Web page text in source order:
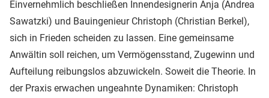
Einvernehmlich beschließen Innendesignerin Anja (Andrea
Sawatzki) und Bauingenieur Christoph (Christian Berkel),
sich in Frieden scheiden zu lassen. Eine gemeinsame
Anwältin soll reichen, um Vermögensstand, Zugewinn und
Aufteilung reibungslos abzuwickeln. Soweit die Theorie. In
der Praxis erwachen ungeahnte Dynamiken: Christoph